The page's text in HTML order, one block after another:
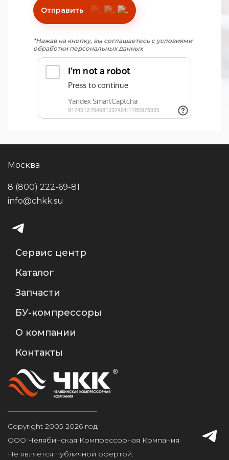
Отправить
*Нажав на кнопку, вы соглашаетесь с условиями
обработки персональных данных
Москва
8 (800) 222-69-81
info@chkk.su
Сервис центр
Каталог
Запчасти
БУ-компрессоры
О компании
Контакты
Copyright 2005-2026 год
ООО Челябинская Компрессорная Компания
Не является публичной офертой.